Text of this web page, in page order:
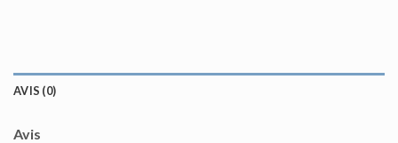
AVIS (0)
Avis